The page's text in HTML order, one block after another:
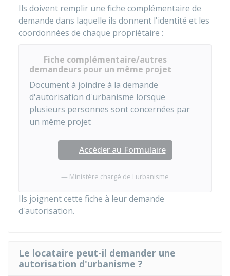
Ils doivent remplir une fiche complémentaire de
demande dans laquelle ils donnent l'identité et les
coordonnées de chaque propriétaire :
Fiche complémentaire/autres
demandeurs pour un même projet
Document à joindre à la demande
d'autorisation d'urbanisme lorsque
plusieurs personnes sont concernées par
un même projet
Accéder au Formulaire
Ministère chargé de l'urbanisme
Ils joignent cette fiche à leur demande
d'autorisation.
Le locataire peut-il demander une
autorisation d'urbanisme ?